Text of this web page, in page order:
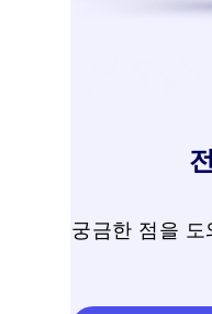
궁금한 점을